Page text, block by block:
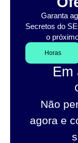
Garanta
Secretos do
o
Horas
Em
Não
agora e